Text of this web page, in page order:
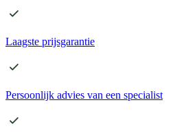
Laagste prijsgarantie
Persoonlijk advies van een specialist